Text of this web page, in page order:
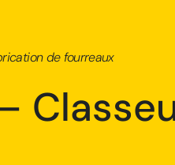
de fourreaux